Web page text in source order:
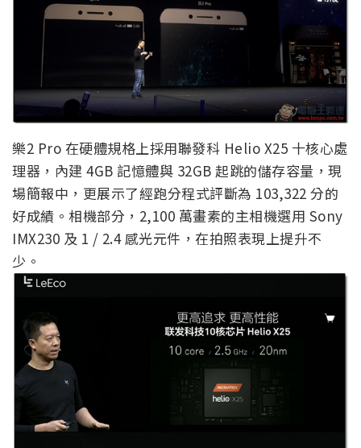
樂2 Pro 在硬體規格上採用聯發科 Helio X25 十核心處
理器，內建 4GB 記憶體與 32GB 起跳的儲存容量，現
場簡報中，更展示了經跑分程式評斷為 103,322 分的
好成績。相機部分，2,100 萬畫素的主相機選用 Sony
IMX230 及 1 / 2.4 感光元件，在拍照表現上提升不
少。